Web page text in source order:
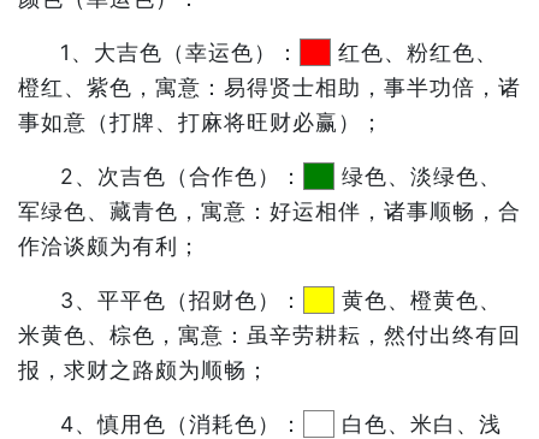
1、大吉色（幸运色）：
红色、粉红色、
橙红、紫色，寓意：易得贤士相助，事半功倍，诸
事如意（打牌、打麻将旺财必赢）；
2、次吉色（合作色）：
绿色、淡绿色、
军绿色、藏青色，寓意：好运相伴，诸事顺畅，合
作洽谈颇为有利；
3、平平色（招财色）：
黄色、橙黄色、
米黄色、棕色，寓意：虽辛劳耕耘，然付出终有回
报，求财之路颇为顺畅；
4、慎用色（消耗色）：
白色、米白、浅